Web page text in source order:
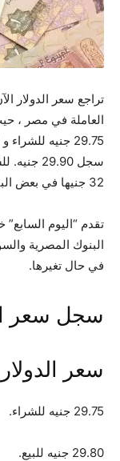
تراجع سعر الدولار
العاملة في مصر ،
32 جنيها في بعض البنوك.
تقدم “اليوم
البنوك المصرية
في حال تغيرها.
سجل سعر
سعر
29.75 جنيه للشراء.
29.80 جنيه للبيع.